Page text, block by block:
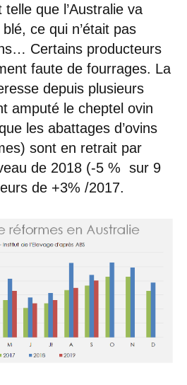
que l’Australie va
ce qui n’était pas
Certains producteurs
faute de fourrages. La
depuis plusieurs
amputé le cheptel ovin
les abattages d’ovins
sont en retrait par
de 2018 (-5 % sur 9
de +3% /2017.